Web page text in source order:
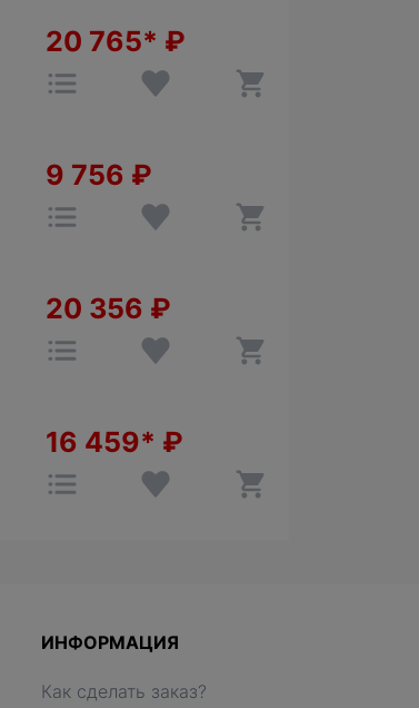
20 765* ₽
9 756 ₽
20 356 ₽
16 459* ₽
ИНФОРМАЦИЯ
Как сделать заказ?